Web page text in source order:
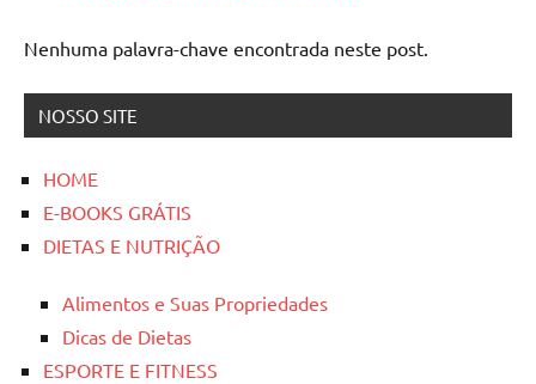
Nenhuma palavra-chave encontrada neste post.
NOSSO SITE
HOME
E-BOOKS GRÁTIS
DIETAS E NUTRIÇÃO
Alimentos e Suas Propriedades
Dicas de Dietas
ESPORTE E FITNESS